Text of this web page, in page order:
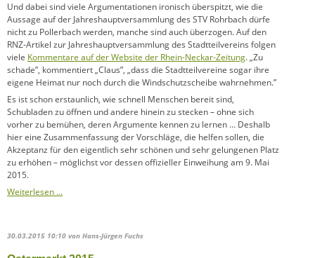
Und dabei sind viele Argumentationen ironisch überspitzt, wie die
Aussage auf der Jahreshauptversammlung des STV Rohrbach dürfe
nicht zu Pollerbach werden, manche sind auch überzogen. Auf den
RNZ-Artikel zur Jahreshauptversammlung des Stadtteilvereins folgen
viele Kommentare auf der Website der Rhein-Neckar-Zeitung. „Zu
schade”, kommentiert „Claus”, „dass die Stadtteilvereine sogar ihre
eigene Heimat nur noch durch die Windschutzscheibe wahrnehmen.”
Es ist schon erstaunlich, wie schnell Menschen bereit sind,
Schubladen zu öffnen und andere hinein zu stecken – ohne sich
vorher zu bemühen, deren Argumente kennen zu lernen … Deshalb
hier eine Zusammenfassung der Vorschläge, die helfen sollen, die
Akzeptanz für den eigentlich sehr schönen und sehr gelungenen Platz
zu erhöhen – möglichst vor dessen offizieller Einweihung am 9. Mai
2015.
Weiterlesen …
30.03.2015 10:10 von Hans-Jürgen Fuchs